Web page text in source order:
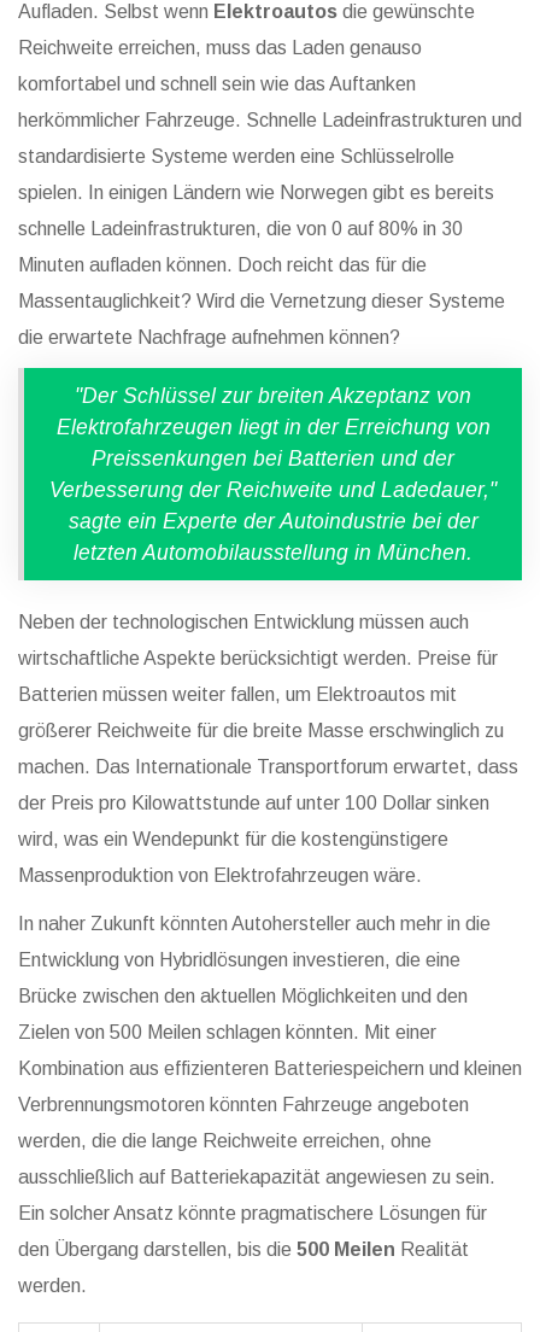
Aufladen. Selbst wenn Elektroautos die gewünschte
Reichweite erreichen, muss das Laden genauso
komfortabel und schnell sein wie das Auftanken
herkömmlicher Fahrzeuge. Schnelle Ladeinfrastrukturen und
standardisierte Systeme werden eine Schlüsselrolle
spielen. In einigen Ländern wie Norwegen gibt es bereits
schnelle Ladeinfrastrukturen, die von 0 auf 80% in 30
Minuten aufladen können. Doch reicht das für die
Massentauglichkeit? Wird die Vernetzung dieser Systeme
die erwartete Nachfrage aufnehmen können?
"Der Schlüssel zur breiten Akzeptanz von
Elektrofahrzeugen liegt in der Erreichung von
Preissenkungen bei Batterien und der
Verbesserung der Reichweite und Ladedauer,"
sagte ein Experte der Autoindustrie bei der
letzten Automobilausstellung in München.
Neben der technologischen Entwicklung müssen auch
wirtschaftliche Aspekte berücksichtigt werden. Preise für
Batterien müssen weiter fallen, um Elektroautos mit
größerer Reichweite für die breite Masse erschwinglich zu
machen. Das Internationale Transportforum erwartet, dass
der Preis pro Kilowattstunde auf unter 100 Dollar sinken
wird, was ein Wendepunkt für die kostengünstigere
Massenproduktion von Elektrofahrzeugen wäre.
In naher Zukunft könnten Autohersteller auch mehr in die
Entwicklung von Hybridlösungen investieren, die eine
Brücke zwischen den aktuellen Möglichkeiten und den
Zielen von 500 Meilen schlagen könnten. Mit einer
Kombination aus effizienteren Batteriespeichern und kleinen
Verbrennungsmotoren könnten Fahrzeuge angeboten
werden, die die lange Reichweite erreichen, ohne
ausschließlich auf Batteriekapazität angewiesen zu sein.
Ein solcher Ansatz könnte pragmatischere Lösungen für
den Übergang darstellen, bis die 500 Meilen Realität
werden.